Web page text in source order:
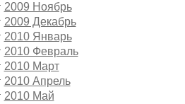
2009 Ноябрь
2009 Декабрь
2010 Январь
2010 Февраль
2010 Март
2010 Апрель
2010 Май